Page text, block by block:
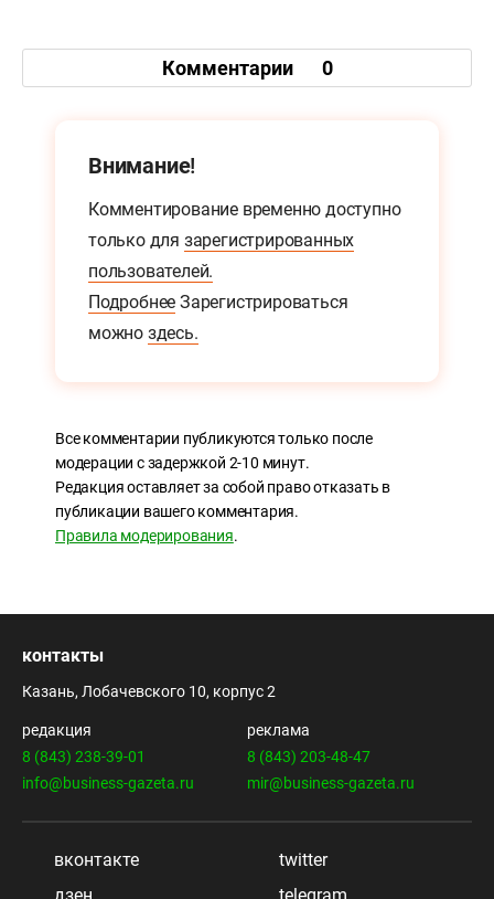
Комментарии 0
Внимание!
Комментирование временно доступно
только для зарегистрированных
пользователей.
Подробнее Зарегистрироваться
можно здесь.
Все комментарии публикуются только после
модерации с задержкой 2-10 минут.
Редакция оставляет за собой право отказать в
публикации вашего комментария.
Правила модерирования.
контакты
Казань, Лобачевского 10, корпус 2
редакция
8 (843) 238-39-01
info@business-gazeta.ru
реклама
8 (843) 203-48-47
mir@business-gazeta.ru
вконтакте
twitter